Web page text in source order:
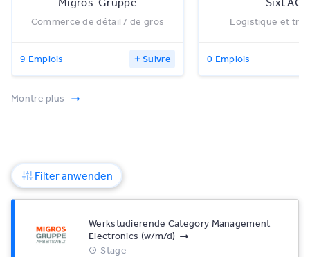
Commerce de détail / de gros
9 Emplois Suivre
Logistique et
0 Emplois
Montre plus
Filter anwenden
Werkstudierende Category Management
Electronics (w/​m/​d)
Stage